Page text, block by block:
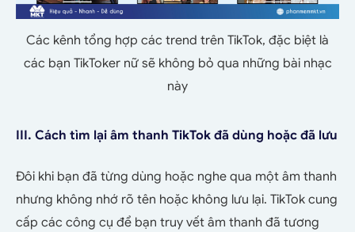
Các kênh tổng hợp các trend trên TikTok, đặc biệt là
các bạn TikToker nữ sẽ không bỏ qua những bài nhạc
này
III. Cách tìm lại âm thanh TikTok đã dùng hoặc đã lưu
Đôi khi bạn đã từng dùng hoặc nghe qua một âm thanh
nhưng không nhớ rõ tên hoặc không lưu lại. TikTok cung
cấp các công cụ để bạn truy vết âm thanh đã tương